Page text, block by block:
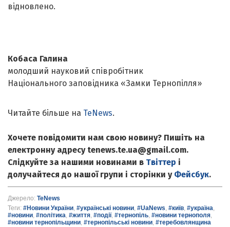
відновлено.
Кобаса Галина
молодший науковий співробітник
Національного заповідника «Замки Тернопілля»
Читайте більше на TeNews.
Хочете повідомити нам свою новину? Пишіть на
електронну адресу tenews.te.ua@gmail.com.
Слідкуйте за нашими новинами в Твіттер і
долучайтеся до нашої групи і сторінки у Фейсбук.
Джерело: TeNews
Теги: #Новини України, #українські новини, #UaNews, #київ, #україна,
#новини, #політика, #життя, #події, #тернопіль, #новини тернополя,
#новини тернопільщини, #тернопільські новини, #теребовлянщина